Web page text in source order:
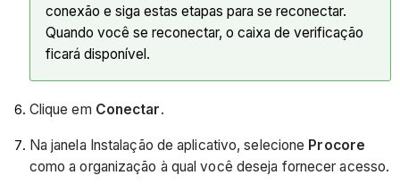
conexão e siga estas etapas para se reconectar.
Quando você se reconectar, o caixa de verificação
ficará disponível.
Clique em Conectar.
Na janela Instalação de aplicativo, selecione Procore
como a organização à qual você deseja fornecer acesso.